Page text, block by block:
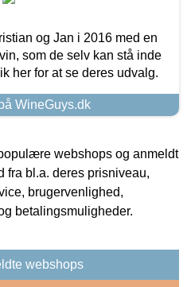
og Jan i 2016 med en
som de selv kan stå inde
her for at se deres udvalg.
WineGuys.dk
webshops og anmeldt
fra bl.a. deres prisniveau,
brugervenlighed,
betalingsmuligheder.
webshops